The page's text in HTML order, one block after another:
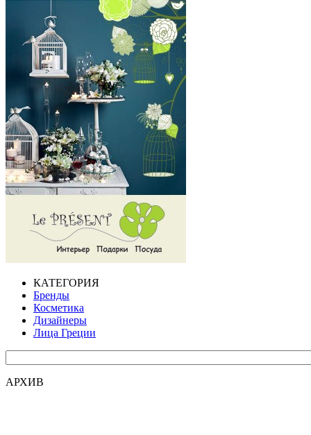
КАТЕГОРИЯ
Бренды
Косметика
Дизайнеры
Лица Греции
АРХИВ